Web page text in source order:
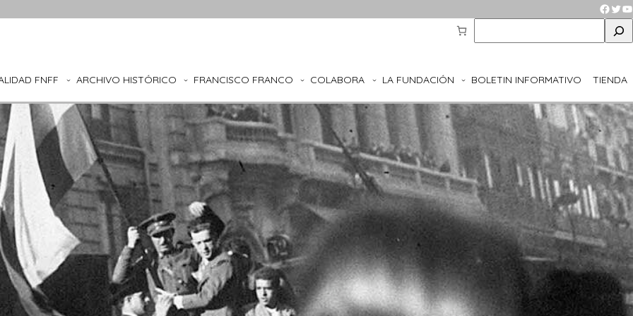
e
r
h
FNFF ARCHIVO HISTÓRICO FRANCISCO FRANCO COLABORA LA FUNDACIÓN BOLETIN INFORMATIVO TIENDA